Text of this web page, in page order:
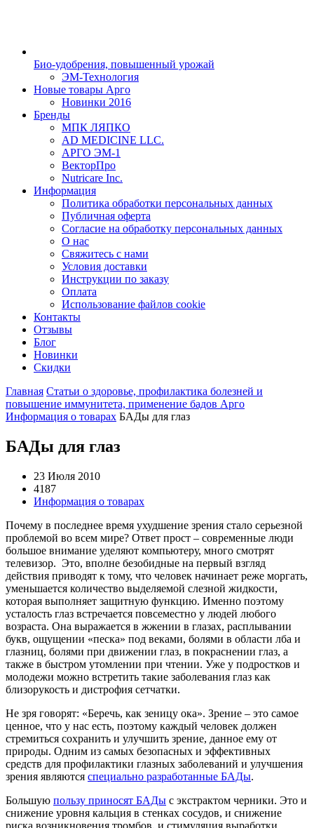
Био-удобрения, повышенный урожай
ЭМ-Технология
Новые товары Арго
Новинки 2016
Бренды
МПК ЛЯПКО
AD MEDICINE LLC.
АРГО ЭМ-1
ВекторПро
Nutricare Inc.
Информация
Политика обработки персональных данных
Публичная оферта
Согласие на обработку персональных данных
О нас
Свяжитесь с нами
Условия доставки
Инструкции по заказу
Оплата
Использование файлов cookie
Контакты
Отзывы
Блог
Новинки
Скидки
Главная Статьи о здоровье, профилактика болезней и
повышение иммунитета, применение бадов Арго
Информация о товарах БАДы для глаз
БАДы для глаз
23 Июля 2010
4187
Информация о товарах
Почему в последнее время ухудшение зрения стало серьезной
проблемой во всем мире? Ответ прост – современные люди
большое внимание уделяют компьютеру, много смотрят
телевизор. Это, вполне безобидные на первый взгляд
действия приводят к тому, что человек начинает реже моргать,
уменьшается количество выделяемой слезной жидкости,
которая выполняет защитную функцию. Именно поэтому
усталость глаз встречается повсеместно у людей любого
возраста. Она выражается в жжении в глазах, расплывании
букв, ощущении «песка» под веками, болями в области лба и
глазниц, болями при движении глаз, в покраснении глаз, а
также в быстром утомлении при чтении. Уже у подростков и
молодежи можно встретить такие заболевания глаз как
близорукость и дистрофия сетчатки.
Не зря говорят: «Беречь, как зеницу ока». Зрение – это самое
ценное, что у нас есть, поэтому каждый человек должен
стремиться сохранить и улучшить зрение, данное ему от
природы. Одним из самых безопасных и эффективных
средств для профилактики глазных заболеваний и улучшения
зрения являются специально разработанные БАДы.
Большую пользу приносят БАДы с экстрактом черники. Это и
снижение уровня кальция в стенках сосудов, и снижение
риска возникновения тромбов, и стимуляция выработки